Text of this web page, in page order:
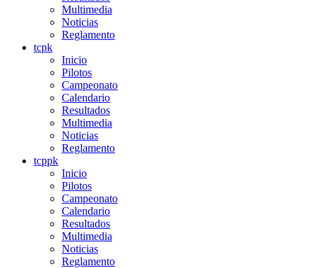
Multimedia
Noticias
Reglamento
tcpk
Inicio
Pilotos
Campeonato
Calendario
Resultados
Multimedia
Noticias
Reglamento
tcppk
Inicio
Pilotos
Campeonato
Calendario
Resultados
Multimedia
Noticias
Reglamento